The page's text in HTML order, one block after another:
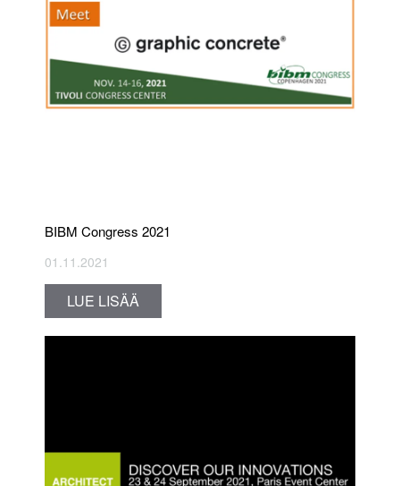
BIBM Congress 2021
01.11.2021
LUE LISÄÄ